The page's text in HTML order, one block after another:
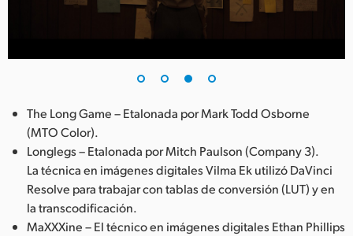
The Long Game – Etalonada por Mark Todd Osborne
(MTO Color).
Longlegs – Etalonada por Mitch Paulson (Company 3).
La técnica en imágenes digitales Vilma Ek utilizó DaVinci
Resolve para trabajar con tablas de conversión (LUT) y en
la transcodificación.
MaXXXine – El técnico en imágenes digitales Ethan Phillips